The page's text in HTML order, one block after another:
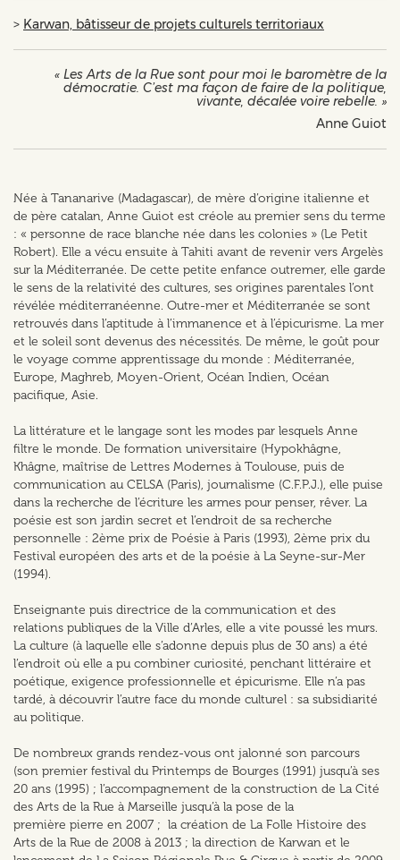
> Karwan, bâtisseur de projets culturels territoriaux
« Les Arts de la Rue sont pour moi le baromètre de la
démocratie. C’est ma façon de faire de la politique,
vivante, décalée voire rebelle. »
Anne Guiot
Née à Tananarive (Madagascar), de mère d’origine italienne et
de père catalan, Anne Guiot est créole au premier sens du terme
: « personne de race blanche née dans les colonies » (Le Petit
Robert). Elle a vécu ensuite à Tahiti avant de revenir vers Argelès
sur la Méditerranée. De cette petite enfance outremer, elle garde
le sens de la relativité des cultures, ses origines parentales l’ont
révélée méditerranéenne. Outre-mer et Méditerranée se sont
retrouvés dans l’aptitude à l’immanence et à l’épicurisme. La mer
et le soleil sont devenus des nécessités. De même, le goût pour
le voyage comme apprentissage du monde : Méditerranée,
Europe, Maghreb, Moyen-Orient, Océan Indien, Océan
pacifique, Asie.
La littérature et le langage sont les modes par lesquels Anne
filtre le monde. De formation universitaire (Hypokhâgne,
Khâgne, maîtrise de Lettres Modernes à Toulouse, puis de
communication au CELSA (Paris), journalisme (C.F.P.J.), elle puise
dans la recherche de l’écriture les armes pour penser, rêver. La
poésie est son jardin secret et l’endroit de sa recherche
personnelle : 2ème prix de Poésie à Paris (1993), 2ème prix du
Festival européen des arts et de la poésie à La Seyne-sur-Mer
(1994).
Enseignante puis directrice de la communication et des
relations publiques de la Ville d’Arles, elle a vite poussé les murs.
La culture (à laquelle elle s’adonne depuis plus de 30 ans) a été
l’endroit où elle a pu combiner curiosité, penchant littéraire et
poétique, exigence professionnelle et épicurisme. Elle n’a pas
tardé, à découvrir l’autre face du monde culturel : sa subsidiarité
au politique.
De nombreux grands rendez-vous ont jalonné son parcours
(son premier festival du Printemps de Bourges (1991) jusqu’à ses
20 ans (1995) ; l’accompagnement de la construction de La Cité
des Arts de la Rue à Marseille jusqu’à la pose de la
première pierre en 2007 ; la création de La Folle Histoire des
Arts de la Rue de 2008 à 2013 ; la direction de Karwan et le